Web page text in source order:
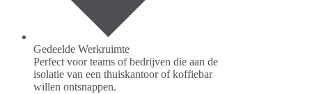
Gedeelde Werkruimte
Perfect voor teams of bedrijven die aan de
isolatie van een thuiskantoor of koffiebar
willen ontsnappen.